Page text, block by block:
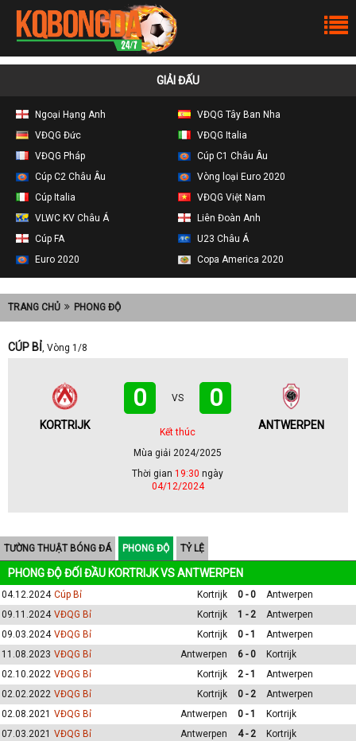
GIẢI ĐẤU
Ngoại Hạng Anh
VĐQG Tây Ban Nha
VĐQG Đức
VĐQG Italia
VĐQG Pháp
Cúp C1 Châu Âu
Cúp C2 Châu Âu
Vòng loại Euro 2020
Cúp Italia
VĐQG Việt Nam
VLWC KV Châu Á
Liên Đoàn Anh
Cúp FA
U23 Châu Á
Euro 2020
Copa America 2020
TRANG CHỦ PHONG ĐỘ
CÚP BỈ , Vòng 1/8
KORTRIJK
0 VS 0
Kết thúc
Mùa giải 2024/2025
Thời gian 19:30 ngày
04/12/2024
ANTWERPEN
TƯỜNG THUẬT BÓNG ĐÁ PHONG ĐỘ TỶ LỆ
PHONG ĐỘ ĐỐI ĐẦU KORTRIJK VS ANTWERPEN
04.12.2024 Cúp Bỉ Kortrijk 0 - 0
Antwerpen
09.11.2024 VĐQG Bỉ Kortrijk 1 - 2
Antwerpen
09.03.2024 VĐQG Bỉ Kortrijk 0 - 1
Antwerpen
11.08.2023 VĐQG Bỉ Antwerpen 6 - 0
Kortrijk
02.10.2022 VĐQG Bỉ Kortrijk 2 - 1
Antwerpen
02.02.2022 VĐQG Bỉ Kortrijk 0 - 2
Antwerpen
02.08.2021 VĐQG Bỉ Antwerpen 0 - 1
Kortrijk
07.03.2021 VĐQG Bỉ Antwerpen 4 - 2
Kortrijk